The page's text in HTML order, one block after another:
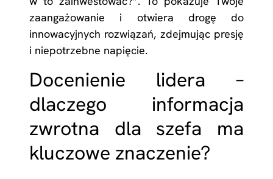
zaangażowanie i otwiera drogę do
innowacyjnych rozwiązań, zdejmując presję
i niepotrzebne napięcie.
Docenienie lidera –
dlaczego informacja
zwrotna dla szefa ma
kluczowe znaczenie?